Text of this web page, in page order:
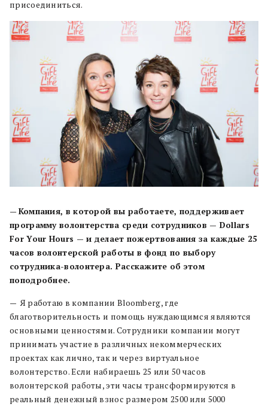
присоединиться.
—Компания, в которой вы работаете, поддерживает
программу волонтерства среди сотрудников — Dollars
For Your Hours — и делает пожертвования за каждые 25
часов волонтерской работы в фонд по выбору
сотрудника-волонтера. Расскажите об этом
поподробнее.
— Я работаю в компании Bloomberg, где
благотворительность и помощь нуждающимся являются
основными ценностями. Сотрудники компании могут
принимать участие в различных некоммерческих
проектах как лично, так и через виртуальное
волонтерство. Если набираешь 25 или 50 часов
волонтерской работы, эти часы трансформируются в
реальный денежный взнос размером 2500 или 5000